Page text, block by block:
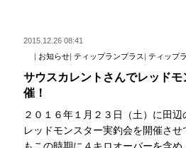
2015.12.26 08:41
| お知らせ|ティップランプラス |ティップ
サウスカレントさんでレッドモ
催！
２０１６年１月２３日（土）に田
レッドモンスター実釣会を開催さ
もこの時期に４キロオーバーを含